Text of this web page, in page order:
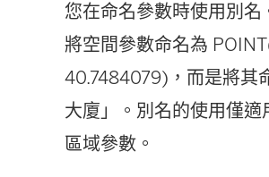
您在命名參數時使用別名
將空間參數命名為
40.7484079)，而是將其
大廈」。別名的使用僅適
區域參數。